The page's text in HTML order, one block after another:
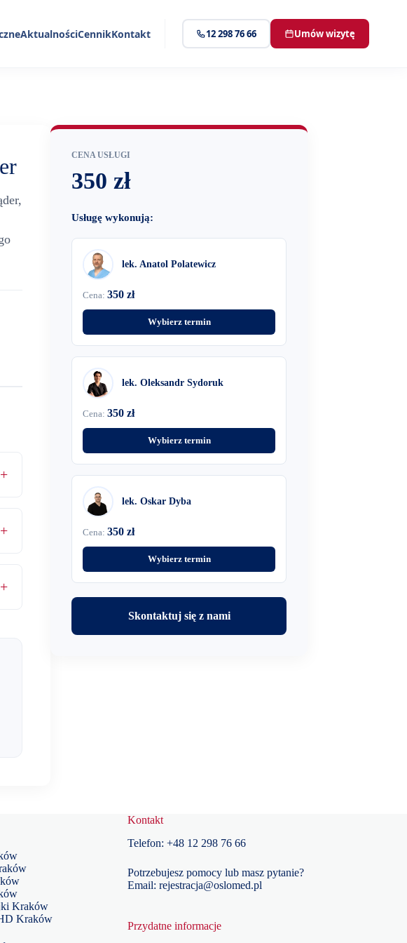
AktualnościCennikKontakt 12 298 76 66 Umów wizytę
CENA USŁUGI
350 zł
Usługę wykonują:
lek. Anatol Polatewicz
Cena:350 zł
Wybierz termin
lek. Oleksandr Sydoruk
Cena:350 zł
Wybierz termin
lek. Oskar Dyba
Cena:350 zł
Wybierz termin
Skontaktuj się z nami
Kraków
Kraków
Kontakt
Telefon: +48 12 298 76 66
Potrzebujesz pomocy lub masz pytanie?
Email: rejestracja@oslomed.pl
Przydatne informacje